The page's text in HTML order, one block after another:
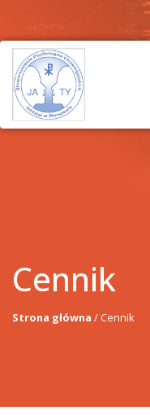
Cennik
Strona główna / Cennik